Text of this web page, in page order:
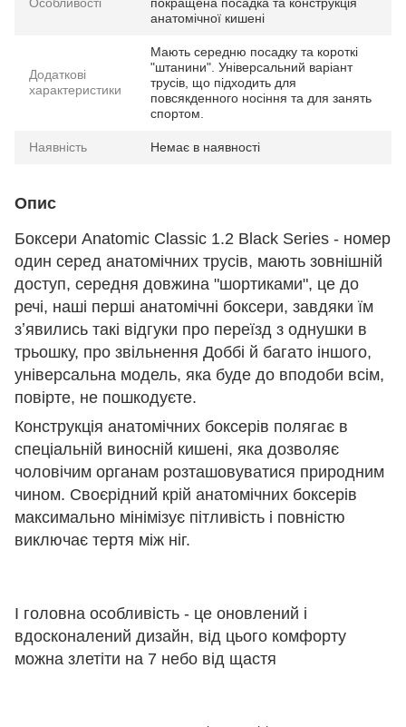
Особливості
покращена посадка та конструкція
анатомічної кишені
Додаткові
характеристики
Мають середню посадку та короткі
"штанини". Універсальний варіант
трусів, що підходить для
повсякденного носіння та для занять
спортом.
Наявність Немає в наявності
Опис
Боксери Anatomic Classic 1.2 Black Series - номер
один серед анатомічних трусів, мають зовнішній
доступ, середня довжина "шортиками", це до
речі, наші перші анатомічні боксери, завдяки їм
зʼявились такі відгуки про переїзд з однушки в
трьошку, про звільнення Доббі й багато іншого,
універсальна модель, яка буде до вподоби всім,
повірте, не пошкодуєте.
Конструкція анатомічних боксерів полягає в
спеціальній виносній кишені, яка дозволяє
чоловічим органам розташовуватися природним
чином. Своєрідний крій анатомічних боксерів
максимально мінімізує пітливість і повністю
виключає тертя між ніг.
І головна особливість - це оновлений і
вдосконалений дизайн, від цього комфорту
можна злетіти на 7 небо від щастя